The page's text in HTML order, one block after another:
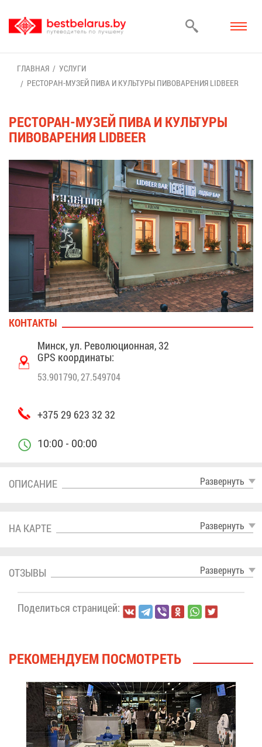
ГЛАВ­НАЯ
УСЛУ­ГИ
РЕ­СТО­РАН-МУ­ЗЕЙ ПИ­ВА И КУЛЬ­ТУ­РЫ ПИ­ВО­ВА­РЕ­НИЯ LIDBEER
РЕ­СТО­РАН-МУ­ЗЕЙ ПИ­ВА И КУЛЬ­ТУ­РЫ
ПИ­ВО­ВА­РЕ­НИЯ LIDBEER
КОН­ТАК­ТЫ
Минск, ул. Ре­во­лю­ци­он­ная, 32
GPS ко­ор­ди­на­ты:
53.901790, 27.549704
+375 29 623 32 32
10:00 - 00:00
Раз­вер­нуть
ОПИ­СА­НИЕ
Раз­вер­нуть
НА КАР­ТЕ
Раз­вер­нуть
ОТ­ЗЫ­ВЫ
По­де­лить­ся стра­ни­цей:
РЕ­КО­МЕН­ДУ­ЕМ ПО­СМОТ­РЕТЬ